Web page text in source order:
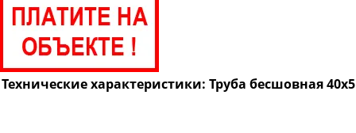
Труба бесшовная 89
Труба бесшовная 102
Труба бесшовная 108
Технические характеристики: Труба бесшовная 40х5